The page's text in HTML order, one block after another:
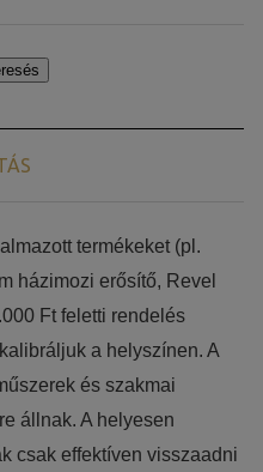
termékeket (pl.
házimozi erősítő, Revel
Ft feletti rendelés
a helyszínen. A
és szakmai
állnak. A helyesen
csak effektíven visszaadni